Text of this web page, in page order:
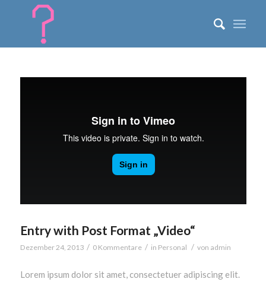
Entry with Post Format „Video“
Dezember 24, 2013 / 0 Kommentare / in Personal / von admin
Lorem ipsum dolor sit amet, consectetuer adipiscing elit.